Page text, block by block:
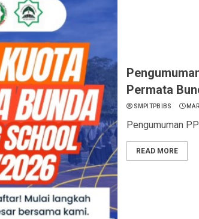
Permata
SMPITPBIBS
Pengumuman
READ MORE